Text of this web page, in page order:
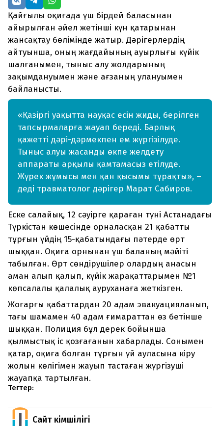
Қайғылы оқиғада үш бірдей баласынан
айырылған әйел жетінші күн қатарынан
жансақтау бөлімінде жатыр. Дәрігерлердің
айтуынша, оның жағдайының ауырлығы күйік
шалғанымен, тыныс алу жолдарының
зақымдануымен және ағзаның улануымен
байланысты.
«Қазіргі уақытта науқас есін жиды, берілген
тапсырмаларға жауап береді. Барлық
қажетті дәрі-дәрмекпен ем жүргізілуде.
Тыныс алуы жасанды өкпе желдету
аппараты арқылы қамтамасыз етілуде.
Жүрек жұмысы мен қан қысымы тұрақты», –
деді травматолог дәрігер Марат Сабиров.
Еске салайық, 12 сәуірге қараған түні Астанадағы
Түркістан көшесінде орналасқан 21 қабатты
тұрғын үйдің 15-қабатындағы пәтерде өрт
шыққан. Оқиға орнынан үш баланың мәйіті
табылған. Өрт сөндірушілер олардың анасын
аман алып қалып, күйік жарақаттарымен №1
көпсалалы қалалық ауруханаға жеткізген.
Жоғарғы қабаттардан 20 адам эвакуацияланып,
тағы шамамен 40 адам ғимараттан өз бетінше
шыққан. Полиция бұл дерек бойынша
қылмыстық іс қозғағанын хабарлады. Сонымен
қатар, оқиға болған тұрғын үй ауласына кіру
жолын көлігімен жауып тастаған жүргізуші
жауапқа тартылған.
Тегтер:
Сайт Әкімшілігі